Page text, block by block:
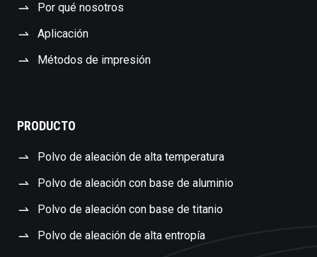
Por qué nosotros
Aplicación
Métodos de impresión
PRODUCTO
Polvo de aleación de alta temperatura
Polvo de aleación con base de aluminio
Polvo de aleación con base de titanio
Polvo de aleación de alta entropía